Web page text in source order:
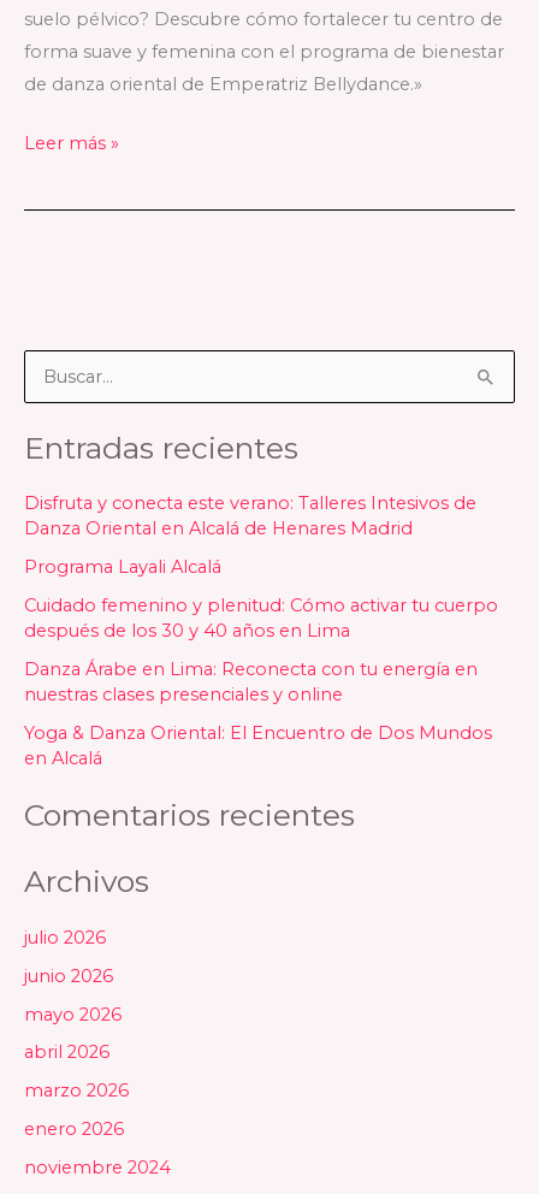
suelo pélvico? Descubre cómo fortalecer tu centro de
forma suave y femenina con el programa de bienestar
de danza oriental de Emperatriz Bellydance.»
Leer más »
s
a
r
o
r
Entradas recientes
Disfruta y conecta este verano: Talleres Intesivos de
Danza Oriental en Alcalá de Henares Madrid
Programa Layali Alcalá
Cuidado femenino y plenitud: Cómo activar tu cuerpo
después de los 30 y 40 años en Lima
Danza Árabe en Lima: Reconecta con tu energía en
nuestras clases presenciales y online
Yoga & Danza Oriental: El Encuentro de Dos Mundos
en Alcalá
Comentarios recientes
Archivos
julio 2026
junio 2026
mayo 2026
abril 2026
marzo 2026
enero 2026
noviembre 2024